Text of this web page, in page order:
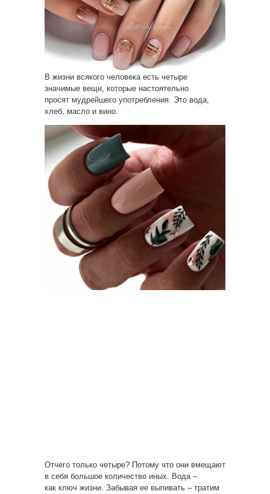
В жизни всякого человека есть четыре
значимые вещи, которые настоятельно
просят мудрейшего употребления. Это вода,
хлеб, масло и вино.
Отчего только четыре? Потому что они вмещают
в себя большое количество иных. Вода –
как ключ жизни. Забывая ее выпивать – тратим